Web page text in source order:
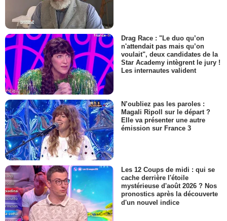
Drag Race : "Le duo qu’on
n'attendait pas mais qu’on
voulait", deux candidates de la
Star Academy intègrent le jury !
Les internautes valident
N’oubliez pas les paroles :
Magali Ripoll sur le départ ?
Elle va présenter une autre
émission sur France 3
Les 12 Coups de midi : qui se
cache derrière l'étoile
mystérieuse d'août 2026 ? Nos
pronostics après la découverte
d'un nouvel indice